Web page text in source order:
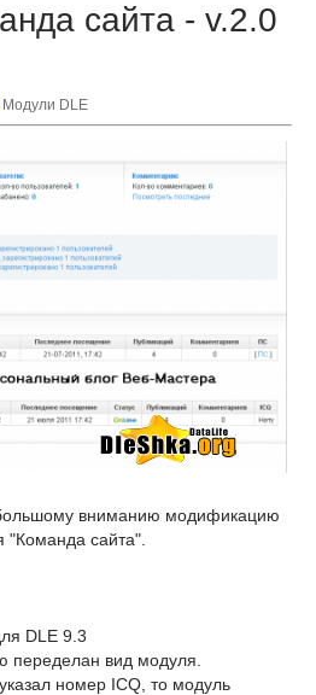
сайта - v.2.0
Mодули DLE
вниманию модификацию
"Команда сайта".
DLE 9.3
переделан вид модуля.
номер ICQ, то модуль